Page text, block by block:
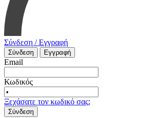
Σύνδεση / Εγγραφή
Σύνδεση Εγγραφή
Email
Κωδικός
Ξεχάσατε τον κωδικό σας;
Σύνδεση